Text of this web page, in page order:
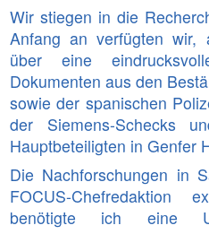
Wir stiegen in die
Anfang an verfügten wir,
über eine
Dokumenten aus den
sowie der spanischen
der Siemens-Schecks
Hauptbeteiligten in Genfer
Die Nachforschungen in
FOCUS-Chefredaktion
benötigte ich eine